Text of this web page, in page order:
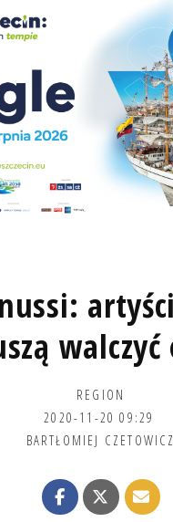
REGION
2020-11-20 09:29
BARTŁOMIEJ CZETOWICZ